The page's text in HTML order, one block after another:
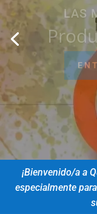
LAS
¡Bienvenido/a a
especialmente